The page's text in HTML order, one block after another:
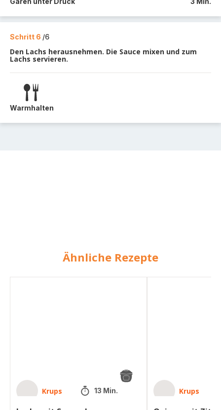
Schritt 6 /6
Den Lachs herausnehmen. Die Sauce mixen und zum
Lachs servieren.
Warmhalten
Ähnliche Rezepte
Krups 13 Min. Krups